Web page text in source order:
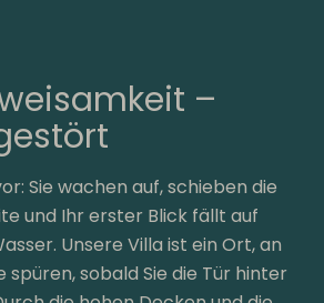
–
Sie wachen auf, schieben die
und Ihr erster Blick fällt auf
Unsere Villa ist ein Ort, an
spüren, sobald Sie die Tür hinter